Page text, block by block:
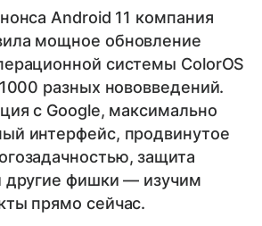
Android 11 компания
мощное обновление
системы ColorOS
разных нововведений.
с Google, максимально
интерфейс, продвинутое
защита
другие фишки — изучим
прямо сейчас.